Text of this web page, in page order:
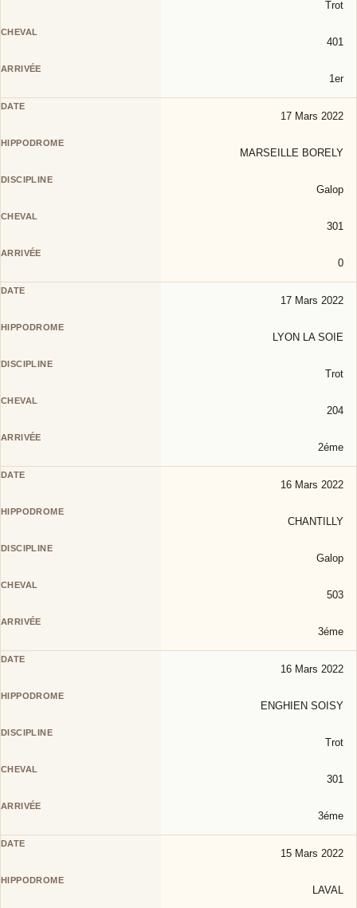
Trot
401
1er
17 Mars 2022
MARSEILLE BORELY
Galop
301
0
17 Mars 2022
LYON LA SOIE
Trot
204
2éme
16 Mars 2022
CHANTILLY
Galop
503
3éme
16 Mars 2022
ENGHIEN SOISY
Trot
301
3éme
15 Mars 2022
LAVAL